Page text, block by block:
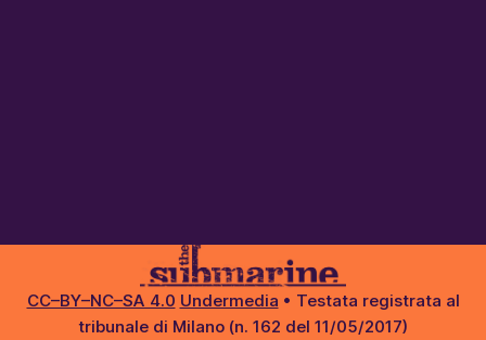
CC–BY–NC–SA 4.0 Undermedia • Testata registrata al
tribunale di Milano (n. 162 del 11/05/2017)